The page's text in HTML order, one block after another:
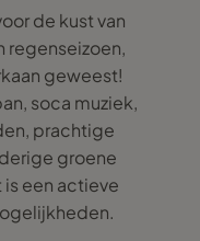
de kust van
regenseizoen,
geweest!
soca muziek,
prachtige
groene
is een actieve